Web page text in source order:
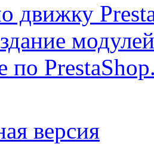
движку
по
версия